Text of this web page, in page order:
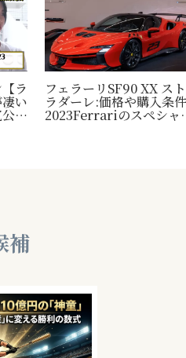
ラ
い
フェラーリSF90 XX スト
ラダーレ:価格や購入条件
2023Ferrariのスペシャ
補